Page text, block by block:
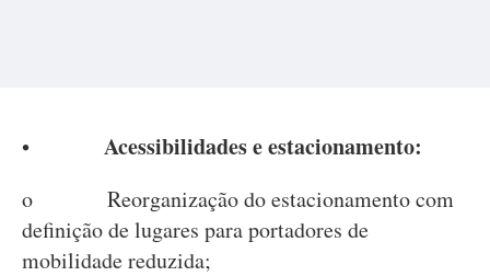
• Acessibilidades e estacionamento:
o Reorganização do estacionamento com
definição de lugares para portadores de
mobilidade reduzida;